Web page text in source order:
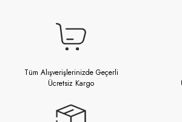
Bir palto seni saklayabilir. Bir şapka seni
ayakkabılar? Asla yalan söylemezler.
beyaz sneaker veya yanlış seçilmiş, ayağı
kelimenin tam anlamıyla "temelden", yani
Bir Ayakkabının Anatomisi: Olay
Taban Değil
Tüm Alışverişlerinizde Geçerli
Ücretsiz Kargo